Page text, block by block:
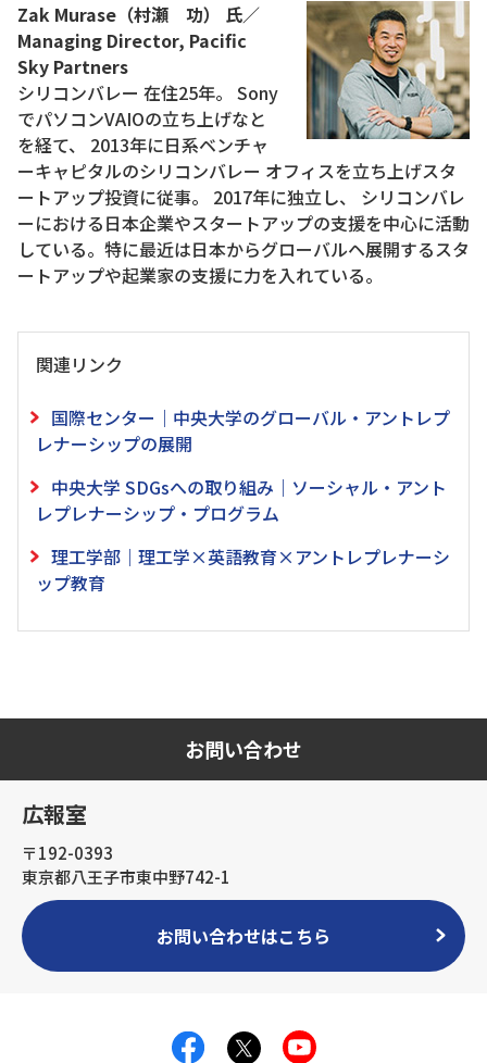
Zak Murase（村瀬 功） 氏／
Managing Director, Pacific
Sky Partners
シリコンバレー 在住25年。 Sony
でパソコンVAIOの立ち上げなと
を経て、 2013年に日系ベンチャ
ーキャピタルのシリコンバレー オフィスを立ち上げスタ
ートアップ投資に従事。 2017年に独立し、 シリコンバレ
ーにおける日本企業やスタートアップの支援を中心に活動
している。特に最近は日本からグローバルヘ展開するスタ
ートアップや起業家の支援に力を入れている。
関連リンク
国際センター｜中央大学のグローバル・アントレプ
レナーシップの展開
中央大学 SDGsへの取り組み｜ソーシャル・アント
レプレナーシップ・プログラム
理工学部｜理工学×英語教育×アントレプレナーシ
ップ教育
お問い合わせ
広報室
〒192-0393
東京都八王子市東中野742-1
お問い合わせはこちら